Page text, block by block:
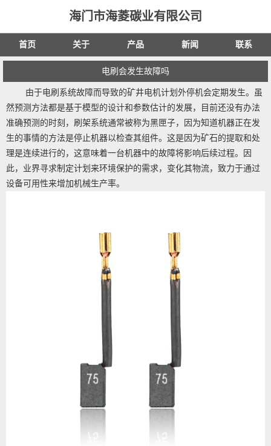
海门市海菱碳业有限公司
首页 关于 产品 新闻 联系
电刷会发生故障吗
由于电刷系统故障而导致的矿井电机计划外停机会定期发生。虽
然预测方法都是基于模型的设计和参数估计的发展，目前还没有办法
准确预测的时刻，刷架系统通常被称为黑匣子，因为知道机器正在发
生的事情的方法是停止机器以检查其组件。这是因为矿石的提取和处
理是连续进行的，这意味着一台机器中的故障将影响后续过程。因
此，业界寻求制定计划来环境保护的需求，变化其物流，致力于通过
设备可用性来增加机械生产率。